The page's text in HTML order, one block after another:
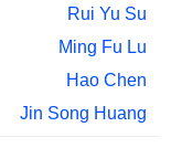
Rui Yu Su
Ming Fu Lu
Hao Chen
Jin Song Huang